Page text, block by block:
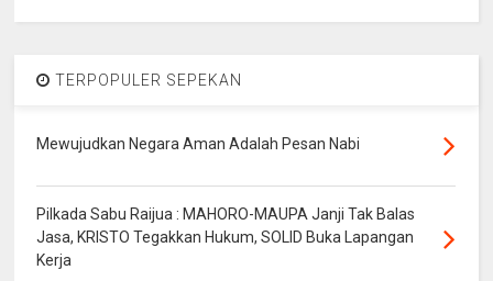
TERPOPULER SEPEKAN
Mewujudkan Negara Aman Adalah Pesan Nabi
Pilkada Sabu Raijua : MAHORO-MAUPA Janji Tak Balas
Jasa, KRISTO Tegakkan Hukum, SOLID Buka Lapangan
Kerja